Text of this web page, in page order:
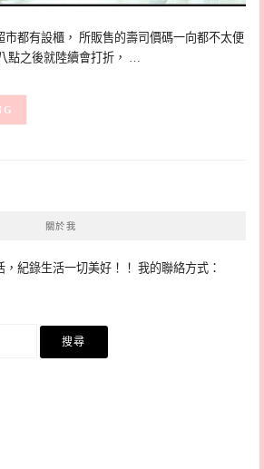
市都有設櫃， 所販售的壽司價碼一向都不太便
點之後就陸續會打折， …
關於我
紀錄生活一切美好！！ 我的聯絡方式：